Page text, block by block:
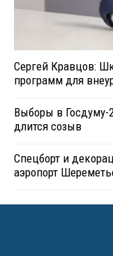
Сергей Кравцов:
программ для
Выборы в Госдуму-
длится созыв
Спецборт и
аэропорт